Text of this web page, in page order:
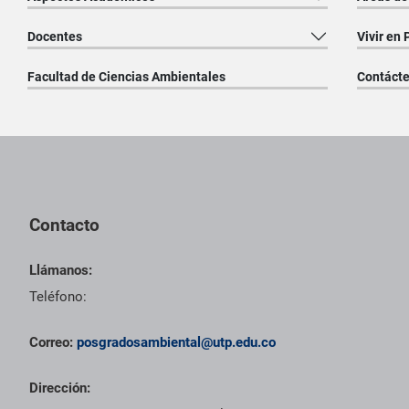
Docentes Vivir en
Facultad de Ciencias Ambientales
Contacto
Llámanos:
Teléfono:
Correo: posgradosambiental@utp.edu.co
Dirección: